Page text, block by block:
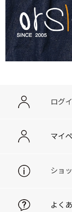
ログ
マイ
ショ
よく